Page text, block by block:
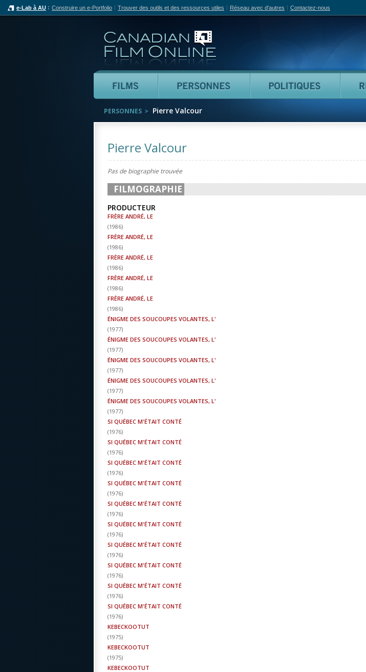
e-Lab à AU Construire un e-Portfolio Trouver des outils et des ressources utiles Réseau avec d'autres Contactez-nous
Films Personnes
PERSONNES Pierre Valcour
Pierre Valcour
Pas de biographie trouvée
FILMOGRAPHIE
PRODUCTEUR
FRÈRE ANDRÉ, LE
(1986)
FRÈRE ANDRÉ, LE
(1986)
FRÈRE ANDRÉ, LE
(1986)
FRÈRE ANDRÉ, LE
(1986)
FRÈRE ANDRÉ, LE
(1986)
ÉNIGME DES SOUCOUPES VOLANTES, L'
(1977)
ÉNIGME DES SOUCOUPES VOLANTES, L'
(1977)
ÉNIGME DES SOUCOUPES VOLANTES, L'
(1977)
ÉNIGME DES SOUCOUPES VOLANTES, L'
(1977)
ÉNIGME DES SOUCOUPES VOLANTES, L'
(1977)
SI QUÉBEC M'ÉTAIT CONTÉ
(1976)
SI QUÉBEC M'ÉTAIT CONTÉ
(1976)
SI QUÉBEC M'ÉTAIT CONTÉ
(1976)
SI QUÉBEC M'ÉTAIT CONTÉ
(1976)
SI QUÉBEC M'ÉTAIT CONTÉ
(1976)
SI QUÉBEC M'ÉTAIT CONTÉ
(1976)
SI QUÉBEC M'ÉTAIT CONTÉ
(1976)
SI QUÉBEC M'ÉTAIT CONTÉ
(1976)
SI QUÉBEC M'ÉTAIT CONTÉ
(1976)
SI QUÉBEC M'ÉTAIT CONTÉ
(1976)
KEBECKOOTUT
(1975)
KEBECKOOTUT
(1975)
KEBECKOOTUT